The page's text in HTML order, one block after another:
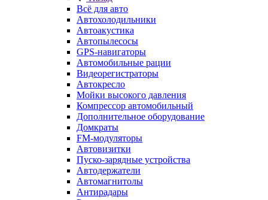
Всё для авто
Автохолодильники
Автоакустика
Автопылесосы
GPS-навигаторы
Автомобильные рации
Видеорегистраторы
Автокресло
Мойки высокого давления
Компрессор автомобильный
Дополнительное оборудование
Домкраты
FM-модуляторы
Автовизитки
Пуско-зарядные устройства
Автодержатели
Автомагнитолы
Антирадары